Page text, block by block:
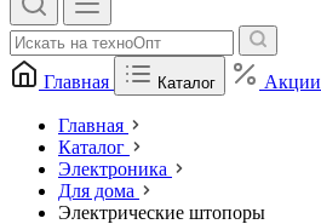
Главная Каталог Акции
Главная
Каталог
Электроника
Для дома
Электрические штопоры